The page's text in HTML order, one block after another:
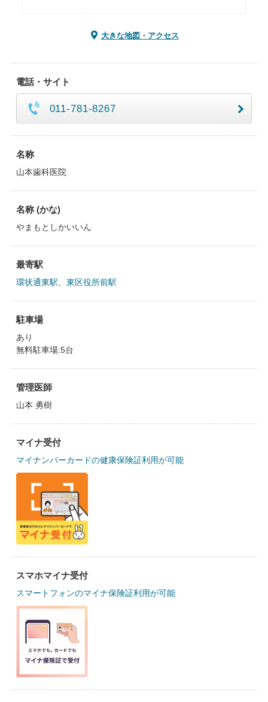
大きな地図・アクセス
電話・サイト
011-781-8267
名称
山本歯科医院
名称 (かな)
やまもとしかいいん
最寄駅
環状通東駅 東区役所前駅
駐車場
あり
無料駐車場:5台
管理医師
山本 勇樹
マイナ受付
マイナンバーカードの健康保険証利用が可能
スマホマイナ受付
スマートフォンのマイナ保険証利用が可能